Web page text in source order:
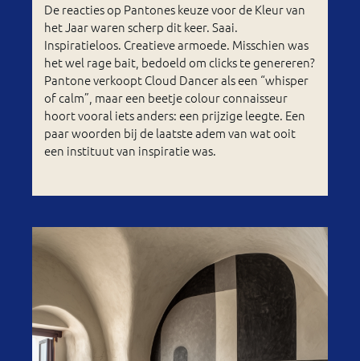
De reacties op Pantones keuze voor de Kleur van
het Jaar waren scherp dit keer. Saai.
Inspiratieloos. Creatieve armoede. Misschien was
het wel rage bait, bedoeld om clicks te genereren?
Pantone verkoopt Cloud Dancer als een “whisper
of calm”, maar een beetje colour connaisseur
hoort vooral iets anders: een prijzige leegte. Een
paar woorden bij de laatste adem van wat ooit
een instituut van inspiratie was.